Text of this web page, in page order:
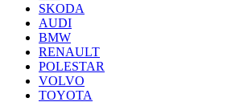
SKODA
AUDI
BMW
RENAULT
POLESTAR
VOLVO
TOYOTA